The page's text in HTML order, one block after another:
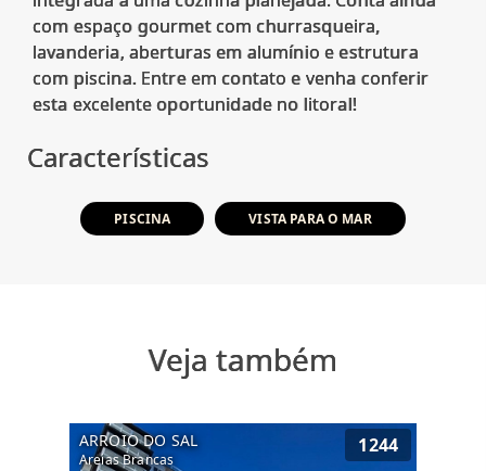
com espaço gourmet com churrasqueira,
lavanderia, aberturas em alumínio e estrutura
com piscina. Entre em contato e venha conferir
esta excelente oportunidade no litoral!
Características
PISCINA VISTA PARA O MAR
Veja também
ARROIO DO SAL
Areias Brancas
1244